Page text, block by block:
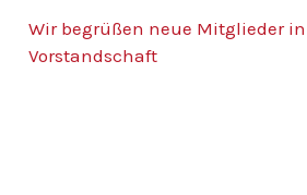
Wir begrüßen neue Mitglieder
Vorstandschaft